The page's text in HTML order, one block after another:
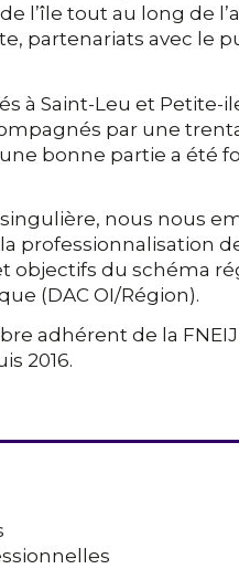
l’île tout au long de
partenariats avec le
à Saint-Leu et Petite-
par une
bonne partie a été
nous nous
professionnalisation
objectifs du schéma
(DAC OI/Région).
adhérent de la
2016.